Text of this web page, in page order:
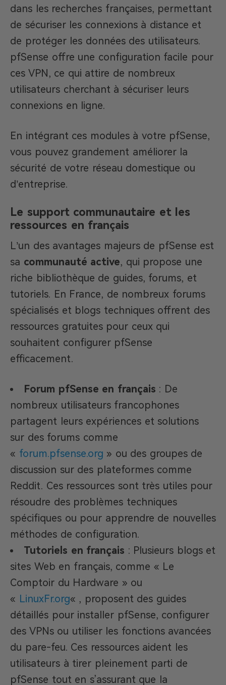
dans les recherches françaises, permettant
de sécuriser les connexions à distance et
de protéger les données des utilisateurs.
pfSense offre une configuration facile pour
ces VPN, ce qui attire de nombreux
utilisateurs cherchant à sécuriser leurs
connexions en ligne.
En intégrant ces modules à votre pfSense,
vous pouvez grandement améliorer la
sécurité de votre réseau domestique ou
d’entreprise.
Le support communautaire et les
ressources en français
L’un des avantages majeurs de pfSense est
sa communauté active, qui propose une
riche bibliothèque de guides, forums, et
tutoriels. En France, de nombreux forums
spécialisés et blogs techniques offrent des
ressources gratuites pour ceux qui
souhaitent configurer pfSense
efficacement.
Forum pfSense en français : De
nombreux utilisateurs francophones
partagent leurs expériences et solutions
sur des forums comme
« forum.pfsense.org » ou des groupes de
discussion sur des plateformes comme
Reddit. Ces ressources sont très utiles pour
résoudre des problèmes techniques
spécifiques ou pour apprendre de nouvelles
méthodes de configuration.
Tutoriels en français : Plusieurs blogs et
sites Web en français, comme « Le
Comptoir du Hardware » ou
« LinuxFr.org« , proposent des guides
détaillés pour installer pfSense, configurer
des VPNs ou utiliser les fonctions avancées
du pare-feu. Ces ressources aident les
utilisateurs à tirer pleinement parti de
pfSense tout en s’assurant que la